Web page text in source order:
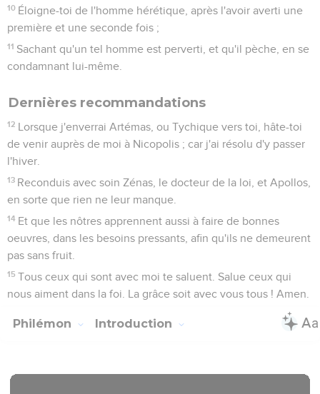
10 Éloigne-toi de l'homme hérétique, après l'avoir averti une
première et une seconde fois ;
11 Sachant qu'un tel homme est perverti, et qu'il pèche, en se
condamnant lui-même.
Dernières recommandations
12 Lorsque j'enverrai Artémas, ou Tychique vers toi, hâte-toi
de venir auprès de moi à Nicopolis ; car j'ai résolu d'y passer
l'hiver.
13 Reconduis avec soin Zénas, le docteur de la loi, et Apollos,
en sorte que rien ne leur manque.
14 Et que les nôtres apprennent aussi à faire de bonnes
oeuvres, dans les besoins pressants, afin qu'ils ne demeurent
pas sans fruit.
15 Tous ceux qui sont avec moi te saluent. Salue ceux qui
nous aiment dans la foi. La grâce soit avec vous tous ! Amen.
Philémon Introduction